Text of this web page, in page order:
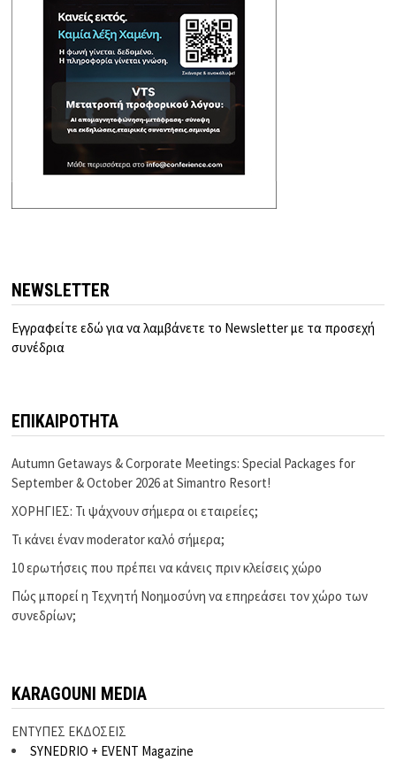
NEWSLETTER
Εγγραφείτε εδώ για να λαμβάνετε το Newsletter με τα προσεχή
συνέδρια
ΕΠΙΚΑΙΡΟΤΗΤΑ
Autumn Getaways & Corporate Meetings: Special Packages for
September & October 2026 at Simantro Resort!
ΧΟΡΗΓΙΕΣ: Τι ψάχνουν σήμερα οι εταιρείες;
Τι κάνει έναν moderator καλό σήμερα;
10 ερωτήσεις που πρέπει να κάνεις πριν κλείσεις χώρο
Πώς μπορεί η Τεχνητή Νοημοσύνη να επηρεάσει τον χώρο των
συνεδρίων;
KARAGOUNI MEDIA
ΕΝΤΥΠΕΣ ΕΚΔΟΣΕΙΣ
SYNEDRIO + EVENT Magazine